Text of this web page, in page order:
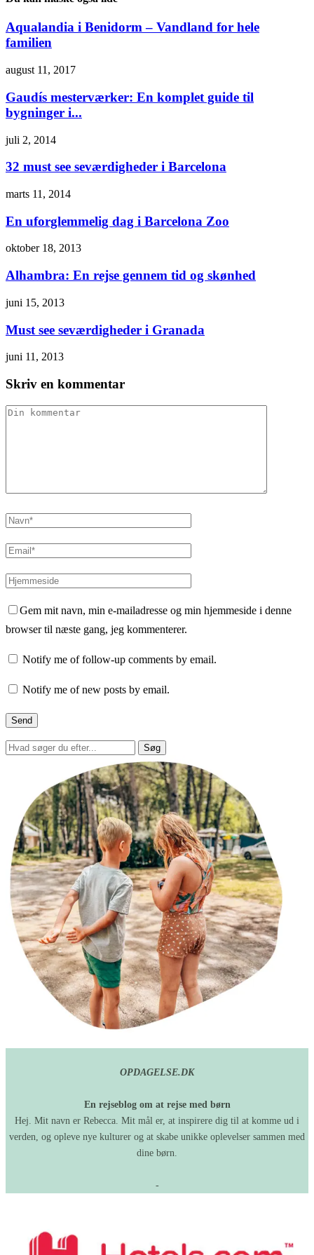
Aqualandia i Benidorm – Vandland for hele
familien
august 11, 2017
Gaudís mesterværker: En komplet guide til
bygninger i...
juli 2, 2014
32 must see seværdigheder i Barcelona
marts 11, 2014
En uforglemmelig dag i Barcelona Zoo
oktober 18, 2013
Alhambra: En rejse gennem tid og skønhed
juni 15, 2013
Must see seværdigheder i Granada
juni 11, 2013
Skriv en kommentar
Gem mit navn, min e-mailadresse og min hjemmeside i denne
browser til næste gang, jeg kommenterer.
Notify me of follow-up comments by email.
Notify me of new posts by email.
OPDAGELSE.DK
En rejseblog om at rejse med børn
Hej. Mit navn er Rebecca. Mit mål er, at inspirere dig til at komme ud i
verden, og opleve nye kulturer og at skabe unikke oplevelser sammen med
dine børn.
-